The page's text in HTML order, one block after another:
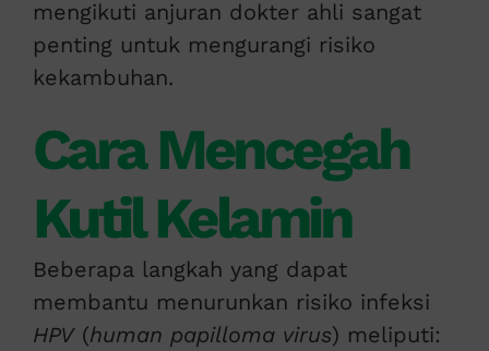
mengikuti anjuran dokter ahli sangat
penting untuk mengurangi risiko
kekambuhan.
Cara Mencegah
Kutil Kelamin
Beberapa langkah yang dapat
membantu menurunkan risiko infeksi
HPV(human papilloma virus) meliputi: